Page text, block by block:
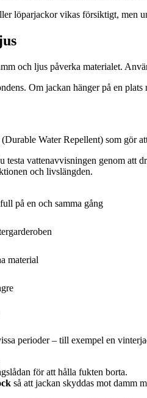
löparjackor vikas försiktigt, men
och ljus påverka materialet.
Om jackan hänger på en
Water Repellent) som gör
testa vattenavvisningen genom att
och livslängden.
på en och samma gång
material
perioder – till exempel en
för att hålla fukten borta.
så att jackan skyddas mot damm